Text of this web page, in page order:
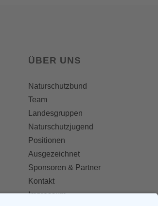
ÜBER UNS
Naturschutzbund
Team
Landesgruppen
Naturschutzjugend
Positionen
Ausgezeichnet
Sponsoren & Partner
Kontakt
Impressum